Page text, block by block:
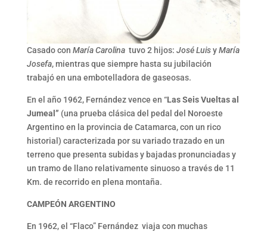
Casado con María Carolinatuvo 2 hijos: José LuisyMaría
Josefa, mientras que siempre hasta su jubilación
trabajó en una embotelladora de gaseosas.
En el año 1962, Fernández vence en “Las Seis Vueltas al
Jumeal” (una prueba clásica del pedal del Noroeste
Argentino en la provincia de Catamarca, con un rico
historial) caracterizada por su variado trazado en un
terreno que presenta subidas y bajadas pronunciadas y
un tramo de llano relativamente sinuoso a través de 11
Km. de recorrido en plena montaña.
CAMPEÓN ARGENTINO
En 1962, el “Flaco” Fernández viaja con muchas